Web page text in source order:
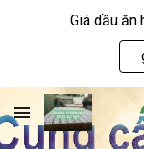
Giá dầu ăn